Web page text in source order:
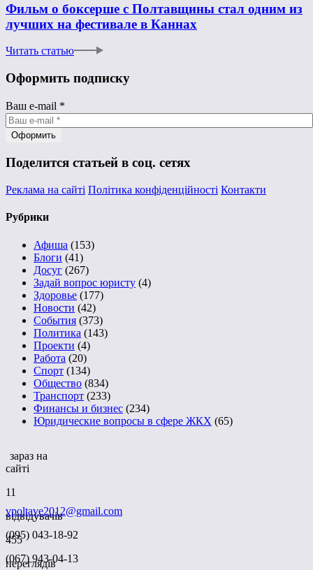
Фильм о боксерше с Полтавщины стал одним из
лучших на фестивале в Каннах
Читать статью
Оформить подписку
Ваш e-mail *
Поделится статьей в соц. сетях
Реклама на сайті Політика конфіденційності Контакти
Рубрики
Афиша (153)
Блоги (41)
Досуг (267)
Задай вопрос юристу (4)
Здоровье (177)
Новости (42)
События (373)
Политика (143)
Проекти (4)
Работа (20)
Спорт (134)
Общество (834)
Транспорт (233)
Финансы и бизнес (234)
Юридические вопросы в сфере ЖКХ (65)
зараз на
сайті
11
відвідувачів
455
переглядів
vpoltave2012@gmail.com
(095) 043-18-92
(067) 943-04-13